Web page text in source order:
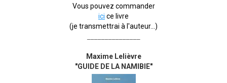
Vous pouvez commander
ici ce livre
(je transmettrai à l'auteur...)
Maxime Lelièvre
"GUIDE DE LA NAMIBIE"